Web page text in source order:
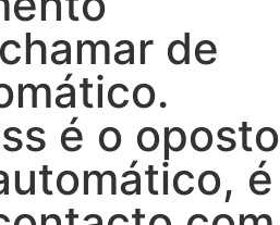
de
é o oposto
é